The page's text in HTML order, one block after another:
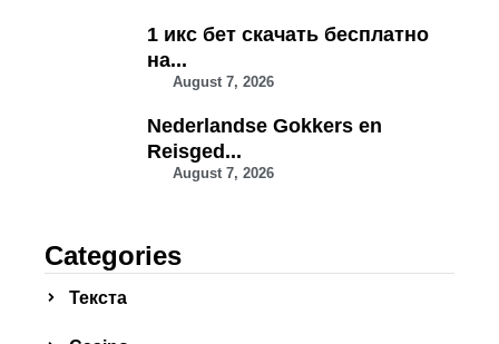
1 икс бет скачать бесплатно
на...
August 7, 2026
Nederlandse Gokkers en
Reisged...
August 7, 2026
Categories
Текста